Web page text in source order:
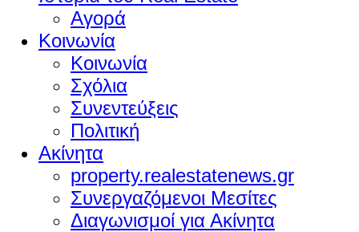
Αγορά
Κοινωνία
Κοινωνία
Σχόλια
Συνεντεύξεις
Πολιτική
Ακίνητα
property.realestatenews.gr
Συνεργαζόμενοι Μεσίτες
Διαγωνισμοί για Ακίνητα